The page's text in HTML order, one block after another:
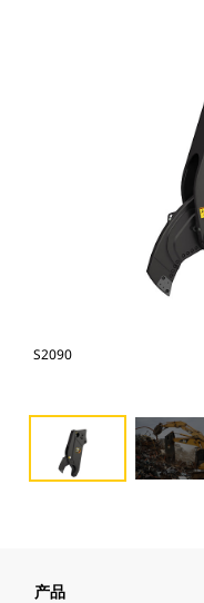
S2090
产品